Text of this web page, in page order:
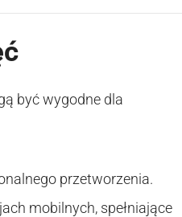
być wygodne dla
przetworzenia.
mobilnych, spełniające